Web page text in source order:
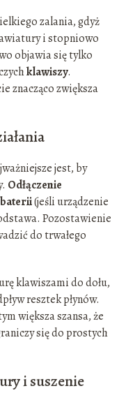
zalania, gdyż
i stopniowo
objawia się tylko
klawiszy.
znacząco zwiększa
jest, by
Odłączenie
baterii(jeśli urządzenie
Pozostawienie
do trwałego
klawiszami do dołu,
resztek płynów.
większa szansa, że
się do prostych
i suszenie